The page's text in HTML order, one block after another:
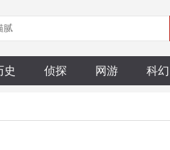
史 侦探 网游 科幻